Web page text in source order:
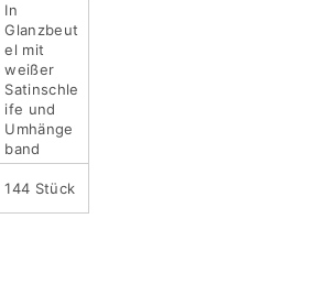
In
Glanzbeut
el mit
weißer
Satinschle
ife und
Umhänge
band
144 Stück